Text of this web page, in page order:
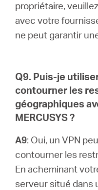
propriétaire,
avec votre
ne peut garantir
Q9. Puis-je
contourner les
géographiques
MERCUSYS ?
A9: Oui, un VPN
contourner les
En acheminant
serveur situé dans